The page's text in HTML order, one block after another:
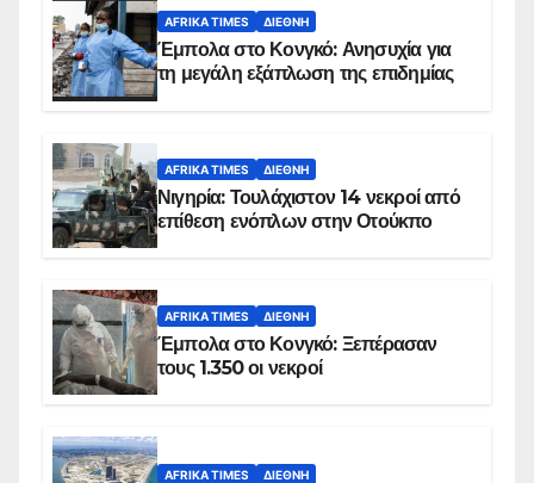
AFRIKA TIMES ΔΙΕΘΝΉ
Έμπολα στο Κονγκό: Ανησυχία για
τη μεγάλη εξάπλωση της επιδημίας
AFRIKA TIMES ΔΙΕΘΝΉ
Νιγηρία: Τουλάχιστον 14 νεκροί από
επίθεση ενόπλων στην Οτούκπο
AFRIKA TIMES ΔΙΕΘΝΉ
Έμπολα στο Κονγκό: Ξεπέρασαν
τους 1.350 οι νεκροί
AFRIKA TIMES ΔΙΕΘΝΉ